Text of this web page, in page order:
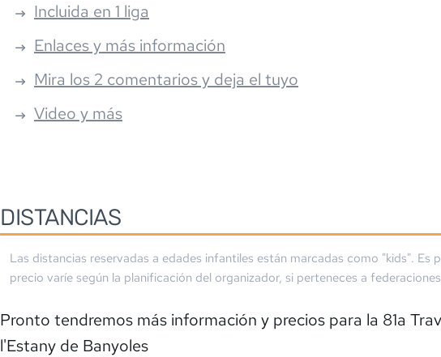
Incluida en 1 liga
Enlaces y más información
Mira los 2 comentarios y deja el tuyo
Video y más
DISTANCIAS
Las distancias reservadas a edades infantiles están marcadas como "kids". Es
precio varíe según la planificación del organizador, si perteneces a
Pronto tendremos más información y precios para la 81a
l'Estany de Banyoles